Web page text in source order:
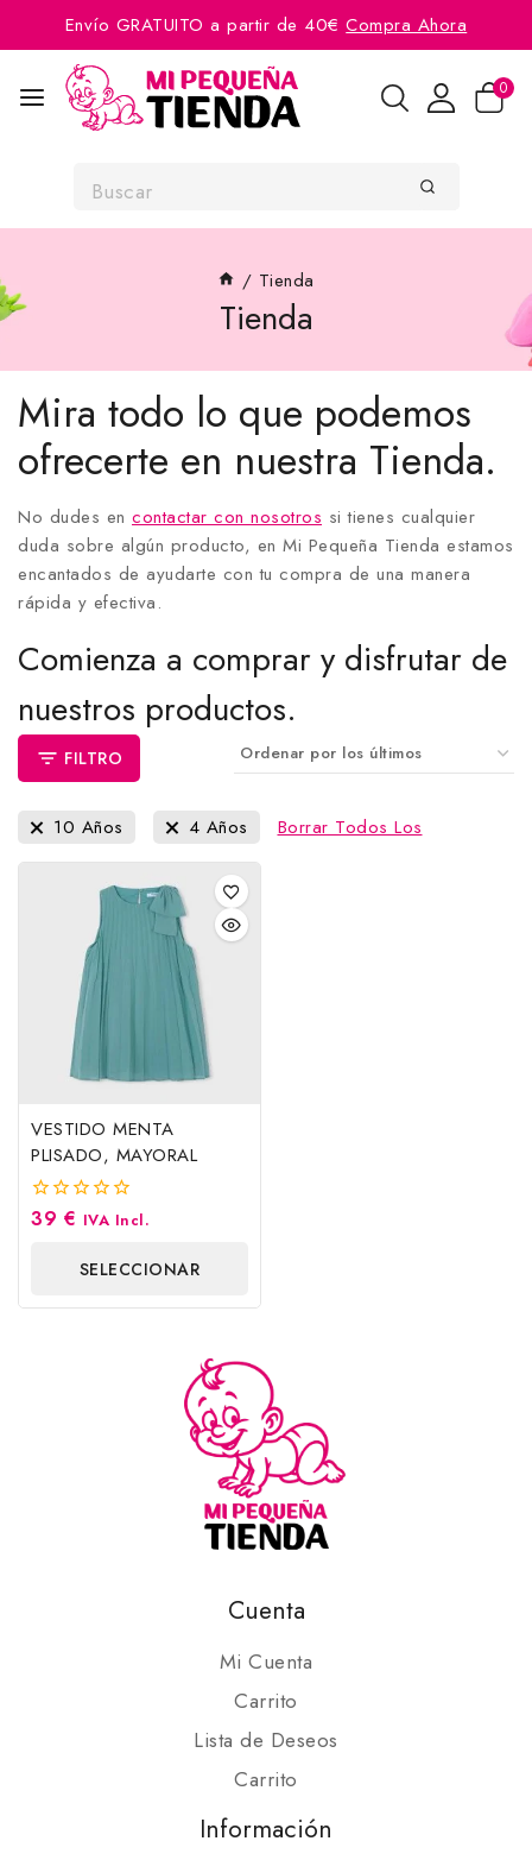
Envío GRATUITO a partir de 40€Compra Ahora
0
/ Tienda
Tienda
Mira todo lo que podemos
ofrecerte en nuestra Tienda.
No dudes en contactar con nosotros si tienes cualquier
duda sobre algún producto, en Mi Pequeña Tienda estamos
encantados de ayudarte con tu compra de una manera
rápida y efectiva.
Comienza a comprar y disfrutar de
nuestros productos.
FILTRO
10 Años 4 Años Borrar Todos Los
VESTIDO MENTA
PLISADO, MAYORAL
0
39 € IVA Incl.
SELECCIONAR
OPCIONES
Cuenta
Mi Cuenta
Carrito
Lista de Deseos
Carrito
Información